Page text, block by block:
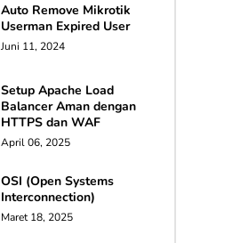
Auto Remove Mikrotik
Userman Expired User
Juni 11, 2024
Setup Apache Load
Balancer Aman dengan
HTTPS dan WAF
April 06, 2025
OSI (Open Systems
Interconnection)
Maret 18, 2025